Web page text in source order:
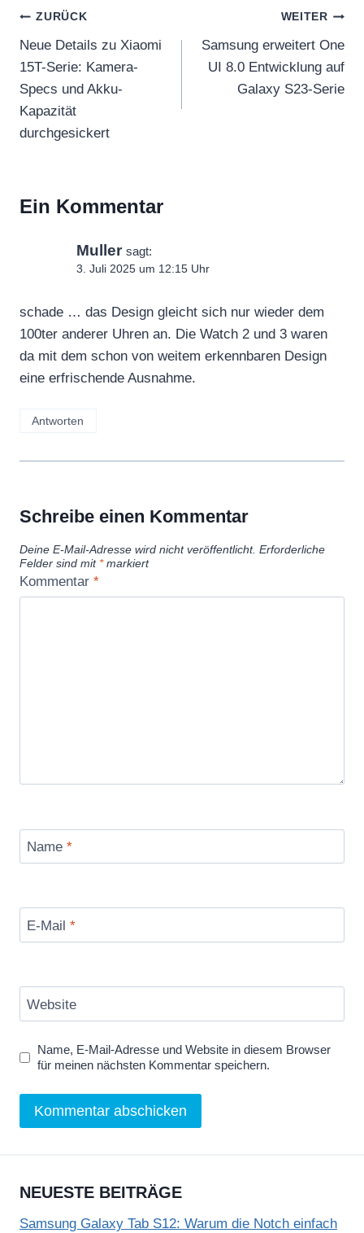
Beitragsnavigation
ZURÜCK
Neue Details zu Xiaomi
15T-Serie: Kamera-
Specs und Akku-
Kapazität
durchgesickert
WEITER
Samsung erweitert One
UI 8.0 Entwicklung auf
Galaxy S23-Serie
Ein Kommentar
Muller sagt:
3. Juli 2025 um 12:15 Uhr
schade … das Design gleicht sich nur wieder dem
100ter anderer Uhren an. Die Watch 2 und 3 waren
da mit dem schon von weitem erkennbaren Design
eine erfrischende Ausnahme.
Antworten
Schreibe einen Kommentar
Deine E-Mail-Adresse wird nicht veröffentlicht. Erforderliche
Felder sind mit *markiert
Kommentar *
Name *
E-Mail *
Website
Name, E-Mail-Adresse und Website in diesem Browser
für meinen nächsten Kommentar speichern.
NEUESTE BEITRÄGE
Samsung Galaxy Tab S12: Warum die Notch einfach